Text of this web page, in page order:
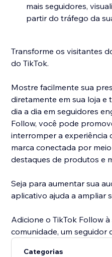
mais seguidores,
partir do tráfego da
Transforme os visitantes
do TikTok.
Mostre facilmente sua
diretamente em sua loja e
dia a dia em seguidores
Follow, você pode
interromper a experiência
marca conectada por
destaques de produtos e
Seja para aumentar sua
aplicativo ajuda a ampliar
Adicione o TikTok Follow
comunidade, um seguidor
Categorias